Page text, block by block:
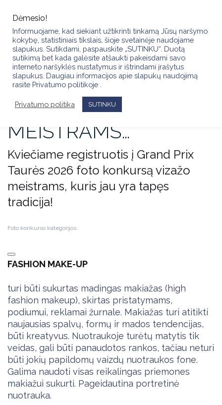
content
KIGSA GRAND PRIX
TAURĖS 2026 FOTO
KONKURSAS VIZAŽO
MEISTRAMS…
Kviečiame registruotis į Grand Prix
Taurės 2026 foto konkursą vizažo
meistrams, kuris jau yra tapęs
tradicija!
Foto konkurso kategorijos:
FASHION MAKE-UP
turi būti sukurtas madingas makiažas (high
fashion makeup), skirtas pristatymams,
podiumui, reklamai žurnale. Makiažas turi atitikti
naujausias spalvų, formų ir mados tendencijas,
būti kreatyvus. Nuotraukoje turėtų matytis tik
veidas, gali būti panaudotos rankos, tačiau neturi
būti jokių papildomų vaizdų nuotraukos fone.
Galima naudoti visas reikalingas priemones
makiažui sukurti. Pageidautina portretinė
nuotrauka.
Dėmesio!
Informuojame, kad siekiant užtikrinti tinkamą Jūsų naršymo
kokybę, statistiniais tikslais, šioje svetainėje naudojame
slapukus. Sutikdami, paspauskite „SUTINKU“. Duotą
sutikimą bet kada galėsite atšaukti pakeisdami savo
interneto naršyklės nustatymus ir ištrindami įrašytus
slapukus. Daugiau informacijos apie slapukų naudojimą
rasite Privatumo politikoje .
Privatumo politika SUTINKU